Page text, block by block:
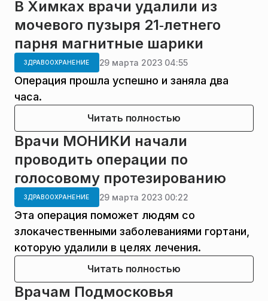
В Химках врачи удалили из
мочевого пузыря 21‑летнего
парня магнитные шарики
ЗДРАВООХРАНЕНИЕ 29 марта 2023 04:55
Операция прошла успешно и заняла два
часа.
Читать полностью
Врачи МОНИКИ начали
проводить операции по
голосовому протезированию
ЗДРАВООХРАНЕНИЕ 29 марта 2023 00:22
Эта операция поможет людям со
злокачественными заболеваниями гортани,
которую удалили в целях лечения.
Читать полностью
Врачам Подмосковья